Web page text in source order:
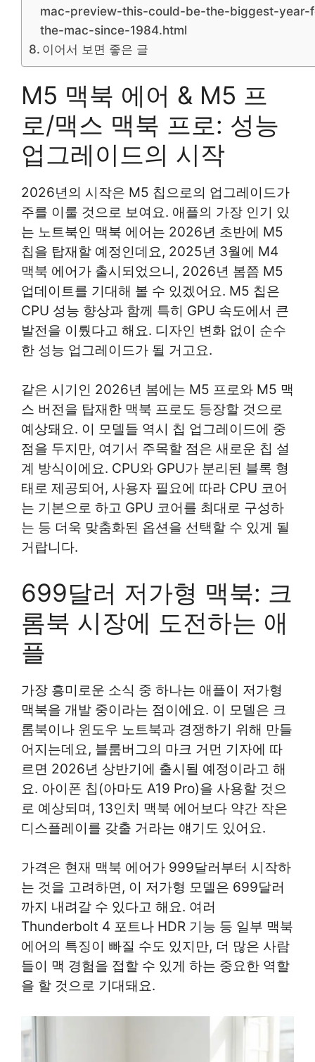
mac-preview-this-could-be-the-biggest-year-
the-mac-since-1984.html
이어서 보면 좋은 글
M5 맥북 에어 & M5 프
로/맥스 맥북 프로: 성능
업그레이드의 시작
2026년의 시작은 M5 칩으로의 업그레이드가
주를 이룰 것으로 보여요. 애플의 가장 인기 있
는 노트북인 맥북 에어는 2026년 초반에 M5
칩을 탑재할 예정인데요, 2025년 3월에 M4
맥북 에어가 출시되었으니, 2026년 봄쯤 M5
업데이트를 기대해 볼 수 있겠어요. M5 칩은
CPU 성능 향상과 함께 특히 GPU 속도에서 큰
발전을 이뤘다고 해요. 디자인 변화 없이 순수
한 성능 업그레이드가 될 거고요.
같은 시기인 2026년 봄에는 M5 프로와 M5 맥
스 버전을 탑재한 맥북 프로도 등장할 것으로
예상돼요. 이 모델들 역시 칩 업그레이드에 중
점을 두지만, 여기서 주목할 점은 새로운 칩 설
계 방식이에요. CPU와 GPU가 분리된 블록 형
태로 제공되어, 사용자 필요에 따라 CPU 코어
는 기본으로 하고 GPU 코어를 최대로 구성하
는 등 더욱 맞춤화된 옵션을 선택할 수 있게 될
거랍니다.
699달러 저가형 맥북: 크
롬북 시장에 도전하는 애
플
가장 흥미로운 소식 중 하나는 애플이 저가형
맥북을 개발 중이라는 점이에요. 이 모델은 크
롬북이나 윈도우 노트북과 경쟁하기 위해 만들
어지는데요, 블룸버그의 마크 거먼 기자에 따
르면 2026년 상반기에 출시될 예정이라고 해
요. 아이폰 칩(아마도 A19 Pro)을 사용할 것으
로 예상되며, 13인치 맥북 에어보다 약간 작은
디스플레이를 갖출 거라는 얘기도 있어요.
가격은 현재 맥북 에어가 999달러부터 시작하
는 것을 고려하면, 이 저가형 모델은 699달러
까지 내려갈 수 있다고 해요. 여러
Thunderbolt 4 포트나 HDR 기능 등 일부 맥북
에어의 특징이 빠질 수도 있지만, 더 많은 사람
들이 맥 경험을 접할 수 있게 하는 중요한 역할
을 할 것으로 기대돼요.